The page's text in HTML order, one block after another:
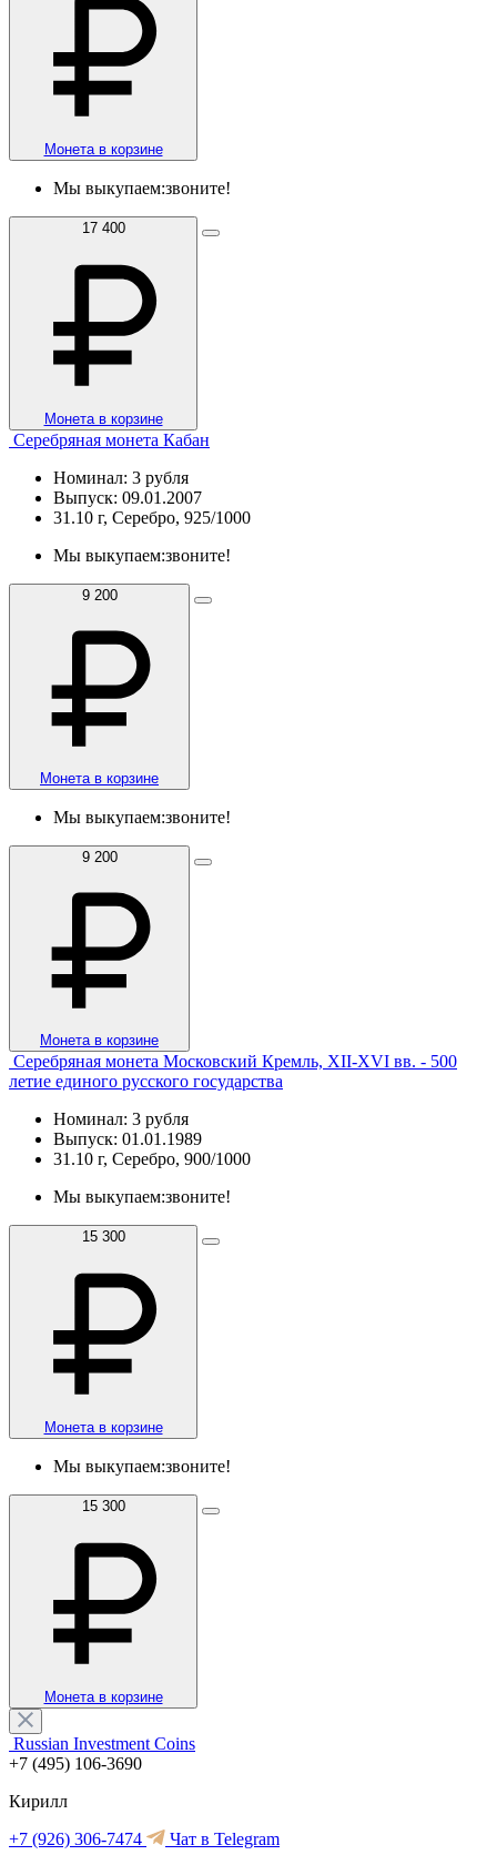
Монета в корзине
Мы выкупаем:звоните!
17 400
Монета в корзине
Серебряная монета Кабан
Номинал: 3 рубля
Выпуск: 09.01.2007
31.10 г, Серебро, 925/1000
Мы выкупаем:звоните!
9 200
Монета в корзине
Мы выкупаем:звоните!
9 200
Монета в корзине
Серебряная монета Московский Кремль, XII-XVI вв. - 500
летие единого русского государства
Номинал: 3 рубля
Выпуск: 01.01.1989
31.10 г, Серебро, 900/1000
Мы выкупаем:звоните!
15 300
Монета в корзине
Мы выкупаем:звоните!
15 300
Монета в корзине
Russian Investment Coins
+7 (495) 106-3690
Кирилл
+7 (926) 306-7474
Чат в Telegram